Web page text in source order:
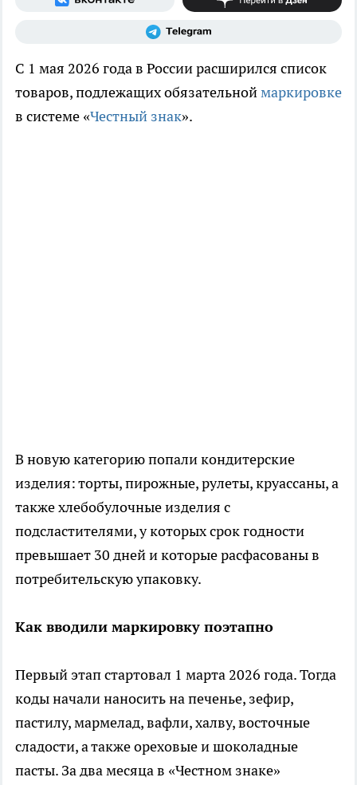
С 1 мая 2026 года в России расширился список
товаров, подлежащих обязательноймаркировке
в системе «Честный знак».
В новую категорию попали кондитерские
изделия: торты, пирожные, рулеты, круассаны, а
также хлебобулочные изделия с
подсластителями, у которых срок годности
превышает 30 дней и которые расфасованы в
потребительскую упаковку.
Как вводили маркировку поэтапно
Первый этап стартовал 1 марта 2026 года. Тогда
коды начали наносить на печенье, зефир,
пастилу, мармелад, вафли, халву, восточные
сладости, а также ореховые и шоколадные
пасты. За два месяца в «Честном знаке»